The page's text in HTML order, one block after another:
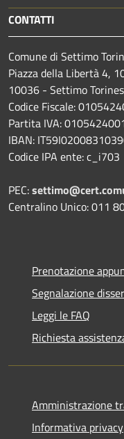
CONTATTI
Comune di Settimo
Piazza della Libertà 4,
10036 - Settimo
Codice Fiscale:
Partita IVA:
IBAN:
Codice IPA ente: c_i703
PEC:
Centralino Unico: 011
Prenotazione
Segnalazione
Leggi le FAQ
Richiesta
Amministrazione
Informativa privacy